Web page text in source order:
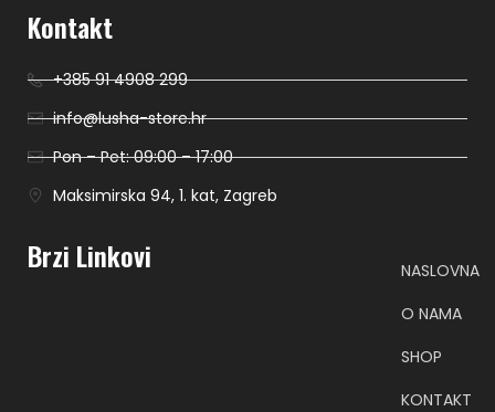
Kontakt
+385 91 4908 299
info@lusha-store.hr
Pon – Pet: 09:00 – 17:00
Maksimirska 94, 1. kat, Zagreb
Brzi Linkovi
NASLOVNA
O NAMA
SHOP
KONTAKT